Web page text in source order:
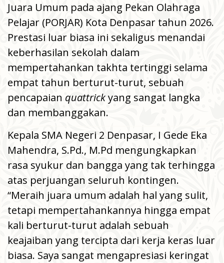
Juara Umum pada ajang Pekan Olahraga
Pelajar (PORJAR) Kota Denpasar tahun 2026.
Prestasi luar biasa ini sekaligus menandai
keberhasilan sekolah dalam
mempertahankan takhta tertinggi selama
empat tahun berturut-turut, sebuah
pencapaian quattrickyang sangat langka
dan membanggakan.
Kepala SMA Negeri 2 Denpasar, I Gede Eka
Mahendra, S.Pd., M.Pd mengungkapkan
rasa syukur dan bangga yang tak terhingga
atas perjuangan seluruh kontingen.
“Meraih juara umum adalah hal yang sulit,
tetapi mempertahankannya hingga empat
kali berturut-turut adalah sebuah
keajaiban yang tercipta dari kerja keras luar
biasa. Saya sangat mengapresiasi keringat